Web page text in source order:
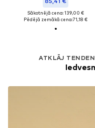
Sākotnējā cena: 139,00 €
Pēdējā zemākā cena:71,18 €
ATKLĀJ